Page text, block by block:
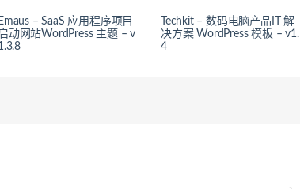
Emaus – SaaS 应用程序项目
动网站WordPress 主题 – v
Techkit – 数码电脑产品IT 解
决方案 WordPress 模板 – v1.
4